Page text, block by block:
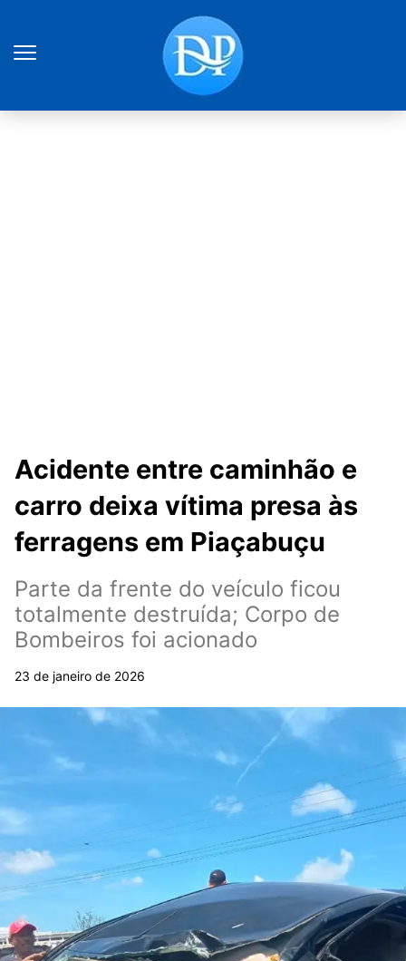
Acidente entre caminhão e
carro deixa vítima presa às
ferragens em Piaçabuçu
Parte da frente do veículo ficou
totalmente destruída; Corpo de
Bombeiros foi acionado
23 de janeiro de 2026